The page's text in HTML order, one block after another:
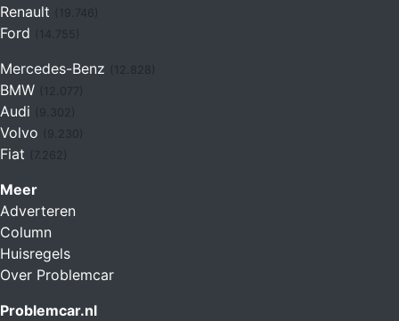
Renault (19.746)
Ford (14.755)
Mercedes-Benz
BMW
Audi
Volvo
Fiat (7.262)
Meer
Adverteren
Column
Huisregels
Over Problemcar
Problemcar.nl